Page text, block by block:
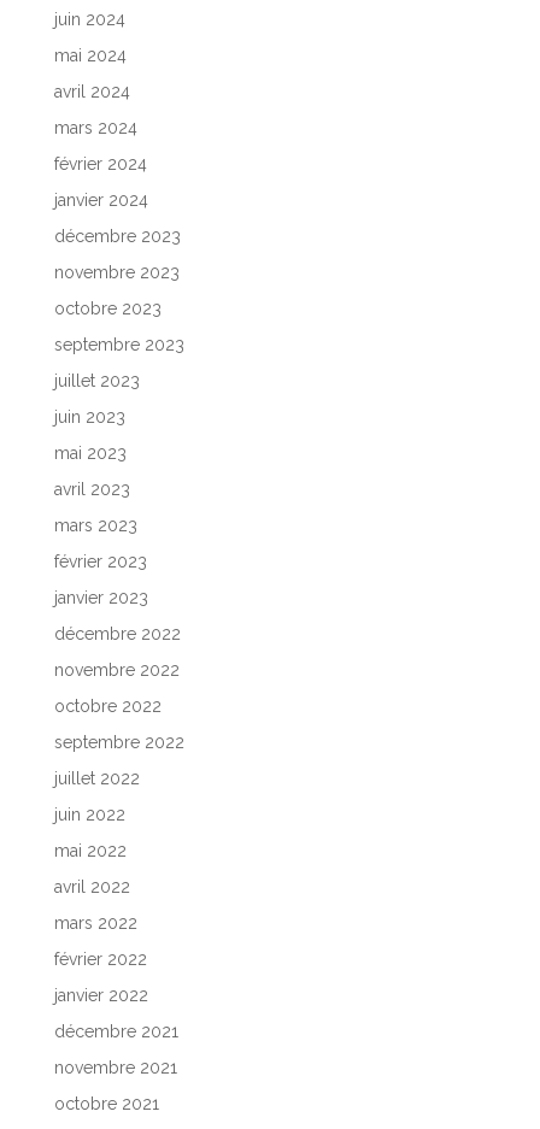
juin 2024
mai 2024
avril 2024
mars 2024
février 2024
janvier 2024
décembre 2023
novembre 2023
octobre 2023
septembre 2023
juillet 2023
juin 2023
mai 2023
avril 2023
mars 2023
février 2023
janvier 2023
décembre 2022
novembre 2022
octobre 2022
septembre 2022
juillet 2022
juin 2022
mai 2022
avril 2022
mars 2022
février 2022
janvier 2022
décembre 2021
novembre 2021
octobre 2021